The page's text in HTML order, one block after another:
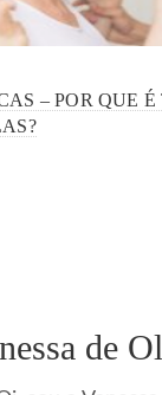
– POR QUE
de